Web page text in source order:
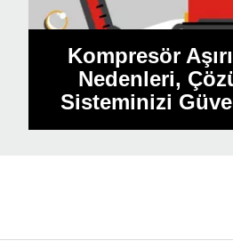
Kompresör
Nedenleri,
Sisteminizi